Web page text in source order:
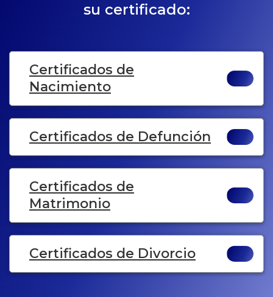
su certificado:
Certificados de
Nacimiento
Certificados de Defunción
Certificados de
Matrimonio
Certificados de Divorcio